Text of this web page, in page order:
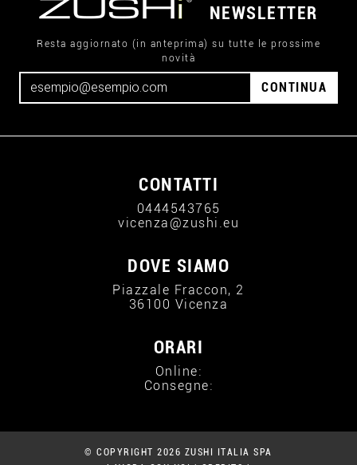
NEWSLETTER
Resta aggiornato (in anteprima) su tutte le prossime
novità
CONTINUA
CONTATTI
0444543765
vicenza@zushi.eu
DOVE SIAMO
Piazzale Fraccon, 2
36100 Vicenza
ORARI
Online:
Consegne:
© COPYRIGHT 2026 ZUSHI ITALIA SPA